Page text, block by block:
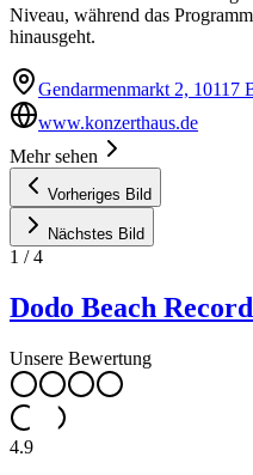
Niveau, während das
hinausgeht.
Gendarmenmarkt 2, 10117
www.konzerthaus.de
Mehr sehen
Vorheriges Bild
Nächstes Bild
1 /4
Dodo Beach
Unsere Bewertung
4.9